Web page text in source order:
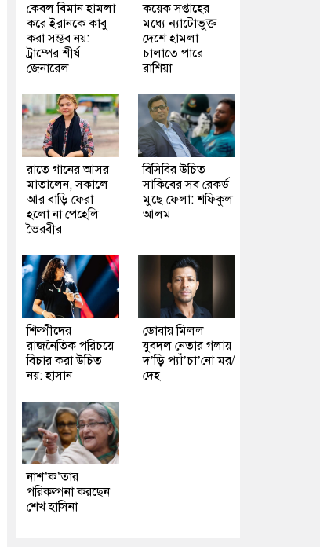
কেবল বিমান হামলা
করে ইরানকে কাবু
করা সম্ভব নয়:
ট্রাম্পের শীর্ষ
জেনারেল
কয়েক সপ্তাহের
মধ্যে ন্যাটোভুক্ত
দেশে হামলা
চালাতে পারে
রাশিয়া
রাতে গানের আসর
মাতালেন, সকালে
আর বাড়ি ফেরা
হলো না পেহেলি
ভৈরবীর
বিসিবির উচিত
সাকিবের সব রেকর্ড
মুছে ফেলা: শফিকুল
আলম
শিল্পীদের
রাজনৈতিক পরিচয়ে
বিচার করা উচিত
নয়: হাসান
ডোবায় মিলল
যুবদল নেতার গলায়
দ’ড়ি প্যাঁ’চা’নো মর/
দেহ
নাশ’ক’তার
পরিকল্পনা করছেন
শেখ হাসিনা